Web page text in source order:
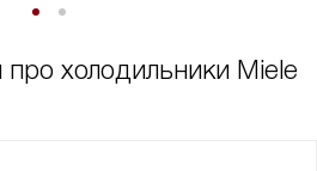
холодильники Miele